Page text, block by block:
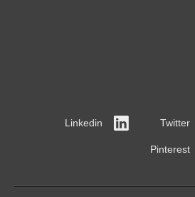
Twitter
Linkedin
Pinterest